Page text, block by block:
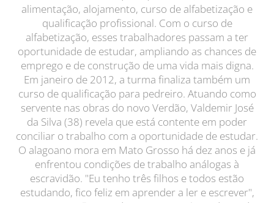
alimentação, alojamento, curso de alfabetização e
qualificação profissional. Com o curso de
alfabetização, esses trabalhadores passam a ter
oportunidade de estudar, ampliando as chances de
emprego e de construção de uma vida mais digna.
Em janeiro de 2012, a turma finaliza também um
curso de qualificação para pedreiro. Atuando como
servente nas obras do novo Verdão, Valdemir José
da Silva (38) revela que está contente em poder
conciliar o trabalho com a oportunidade de estudar.
O alagoano mora em Mato Grosso há dez anos e já
enfrentou condições de trabalho análogas à
escravidão. "Eu tenho três filhos e todos estão
estudando, fico feliz em aprender a ler e escrever",